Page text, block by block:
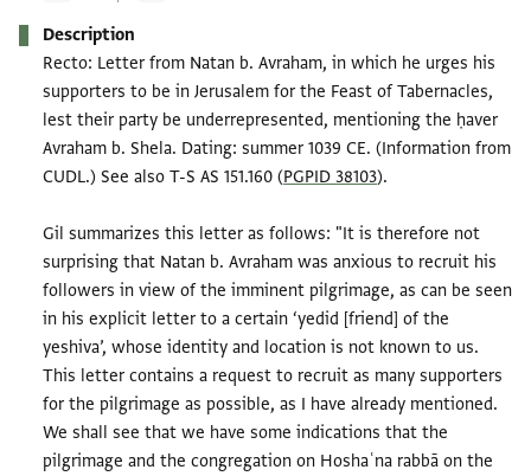
Description
Recto: Letter from Natan b. Avraham, in which he urges his
supporters to be in Jerusalem for the Feast of Tabernacles,
lest their party be underrepresented, mentioning the ḥaver
Avraham b. Shela. Dating: summer 1039 CE. (Information from
CUDL.) See also T-S AS 151.160 (PGPID 38103).
Gil summarizes this letter as follows: "It is therefore not
surprising that Natan b. Avraham was anxious to recruit his
followers in view of the imminent pilgrimage, as can be seen
in his explicit letter to a certain ‘yedid [friend] of the
yeshiva’, whose identity and location is not known to us.
This letter contains a request to recruit as many supporters
for the pilgrimage as possible, as I have already mentioned.
We shall see that we have some indications that the
pilgrimage and the congregation on Hoshaʿna rabbā on the